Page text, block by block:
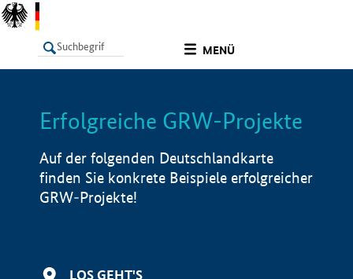
MENÜ
LISTE Info
Erfolgreiche GRW-Projekte
Auf der folgenden Deutschlandkarte
finden Sie konkrete Beispiele erfolgreicher
GRW-Projekte!
LOS GEHT'S